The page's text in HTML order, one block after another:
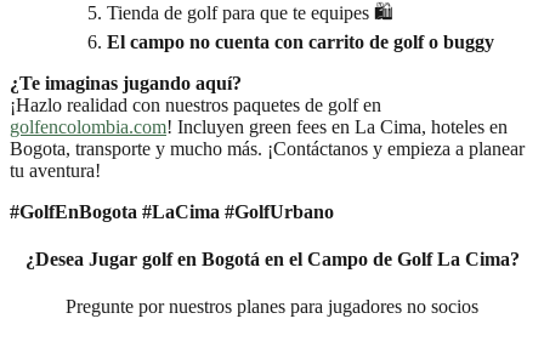
Tienda de golf para que te equipes 🛍️
El campo no cuenta con carrito de golf o buggy
¿Te imaginas jugando aquí?
¡Hazlo realidad con nuestros paquetes de golf en
golfencolombia.com! Incluyen green fees en La Cima, hoteles en
Bogota, transporte y mucho más. ¡Contáctanos y empieza a planear
tu aventura!
#GolfEnBogota #LaCima #GolfUrbano
¿Desea Jugar golf en Bogotá en el Campo de Golf La Cima?
Pregunte por nuestros planes para jugadores no socios